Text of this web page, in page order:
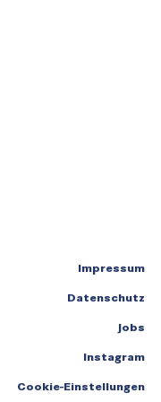
Impressum
Datenschutz
Jobs
Instagram
Cookie-Einstellungen